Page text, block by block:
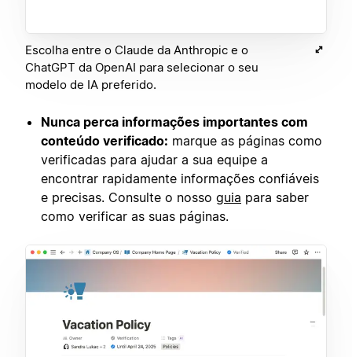
Escolha entre o Claude da Anthropic e o
ChatGPT da OpenAI para selecionar o seu
modelo de IA preferido.
Nunca perca informações importantes com
conteúdo verificado: marque as páginas como
verificadas para ajudar a sua equipe a
encontrar rapidamente informações confiáveis
e precisas. Consulte o nosso guia para saber
como verificar as suas páginas.